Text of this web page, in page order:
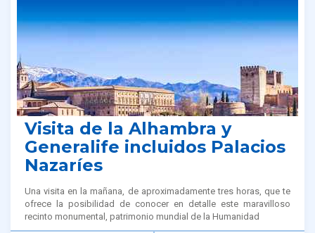
Tours relacionados
Visita de la Alhambra y
Generalife incluidos Palacios
Nazaríes
Una visita en la mañana, de aproximadamente tres horas, que te
ofrece la posibilidad de conocer en detalle este maravilloso
recinto monumental, patrimonio mundial de la Humanidad